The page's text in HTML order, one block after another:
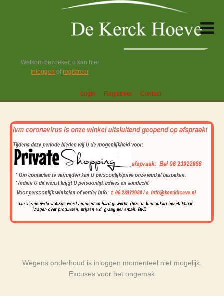
Welkom bezoeker, u kan hier
inloggen ofregistreer
Login Registreer Contact
Wegens onderhoud is inloggen momenteel niet mogelijk.
Excuses voor het ongemak